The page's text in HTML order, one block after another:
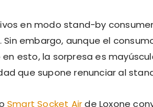
en modo stand-by
embargo, aunque el
esto, la sorpresa es
que supone renunciar al
Smart Socket Airde Loxone